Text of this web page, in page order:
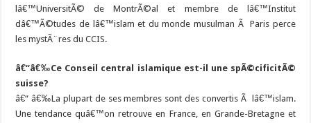
lâ€™UniversitÃ© de MontrÃ©al et membre de lâ€™Institut
dâ€™Ã©tudes de lâ€™islam et du monde musulman Ã Paris perce
les mystÃ¨res du CCIS.
â€“â€‰Ce Conseil central islamique est-il une spÃ©cificitÃ©
suisse?
â€“ â€‰La plupart de ses membres sont des convertis Ã lâ€™islam.
Une tendance quâ€™on retrouve en France, en Grande-Bretagne et